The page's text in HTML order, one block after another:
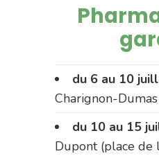
du 6 au 10
Charignon-
du 10 au 15
Dupont (place de